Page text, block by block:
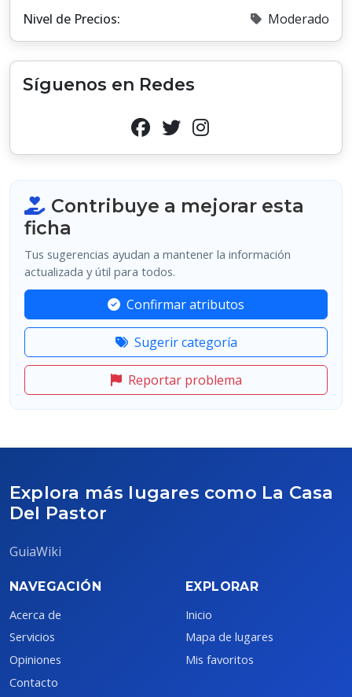
Nivel de Precios:
Moderado
Síguenos en Redes
Contribuye a mejorar esta
ficha
Tus sugerencias ayudan a mantener la información
actualizada y útil para todos.
Confirmar atributos
Sugerir categoría
Reportar problema
Explora más lugares como La Casa
Del Pastor
GuiaWiki
NAVEGACIÓN
Acerca de
Servicios
Opiniones
Contacto
EXPLORAR
Inicio
Mapa de lugares
Mis favoritos